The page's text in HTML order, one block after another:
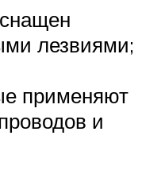
лезвиями;
применяют
и